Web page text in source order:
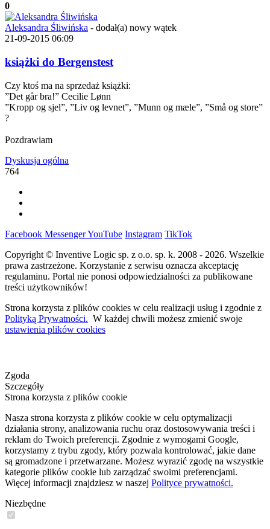
0
Aleksandra Śliwińska - dodał(a) nowy wątek
21-09-2015 06:09
książki do Bergenstest
Czy ktoś ma na sprzedaż książki:
”Det går bra!” Cecilie Lønn
”Kropp og sjel”, ”Liv og levnet”, ”Munn og mæle”, ”Små og store”
?
Pozdrawiam
Dyskusja ogólna
764
Facebook MessengerYouTube Instagram TikTok
Copyright © Inventive Logic sp. z o.o. sp. k. 2008 - 2026. Wszelkie
prawa zastrzeżone. Korzystanie z serwisu oznacza akceptację
regulaminu. Portal nie ponosi odpowiedzialności za publikowane
treści użytkowników!
Strona korzysta z plików cookies w celu realizacji usług i zgodnie z
Polityką Prywatności. W każdej chwili możesz zmienić swoje
ustawienia plików cookies
Zgoda
Szczegóły
Strona korzysta z plików cookie
Nasza strona korzysta z plików cookie w celu optymalizacji
działania strony, analizowania ruchu oraz dostosowywania treści i
reklam do Twoich preferencji. Zgodnie z wymogami Google,
korzystamy z trybu zgody, który pozwala kontrolować, jakie dane
są gromadzone i przetwarzane. Możesz wyrazić zgodę na wszystkie
kategorie plików cookie lub zarządzać swoimi preferencjami.
Więcej informacji znajdziesz w naszej Polityce prywatności.
Niezbędne